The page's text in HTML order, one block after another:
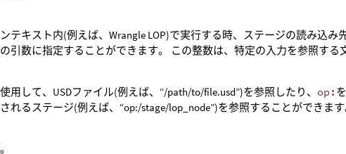
テキスト内(例えば、Wrangle LOP)で実行する時、ステージの読み込
引数に指定することができます。 この整数は、特定の入力を参照する
用して、USDファイル(例えば、“/path/to/file.usd”)を参照したり、 op:
れるステージ(例えば、“op:/stage/lop_node”)を参照することができます